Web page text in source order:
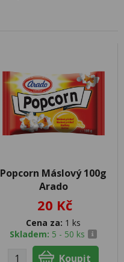
Popcorn Máslový 100g
Arado
20 Kč
Cena za: 1 ks
Skladem: 5 - 50 ks